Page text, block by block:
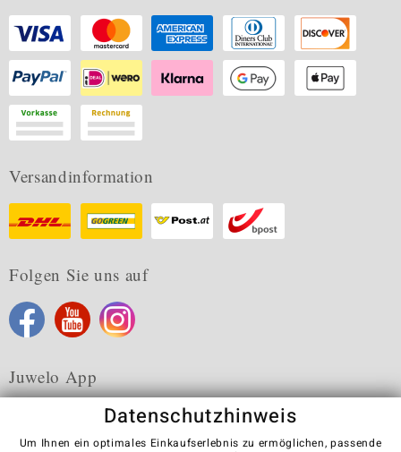
Versandinformation
Folgen Sie uns auf
Juwelo App
Datenschutzhinweis
Um Ihnen ein optimales Einkaufserlebnis zu ermöglichen, passende